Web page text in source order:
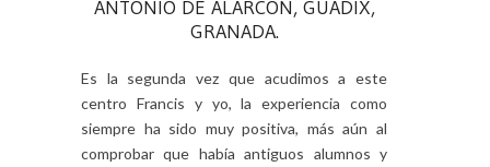
ANTONIO DE ALARCÓN, GUADIX,
GRANADA.
Es la segunda vez que acudimos a este
centro Francis y yo, la experiencia como
siempre ha sido muy positiva, más aún al
comprobar que había antiguos alumnos y